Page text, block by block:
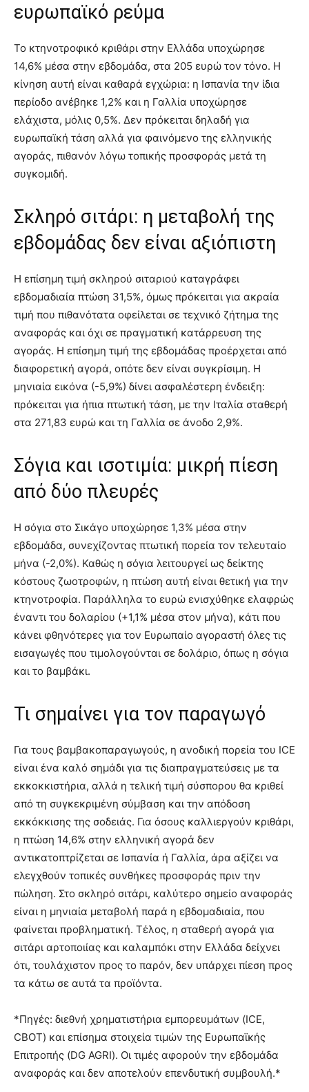
ευρωπαϊκό ρεύμα
Το κτηνοτροφικό κριθάρι στην Ελλάδα υποχώρησε
14,6% μέσα στην εβδομάδα, στα 205 ευρώ τον τόνο. Η
κίνηση αυτή είναι καθαρά εγχώρια: η Ισπανία την ίδια
περίοδο ανέβηκε 1,2% και η Γαλλία υποχώρησε
ελάχιστα, μόλις 0,5%. Δεν πρόκειται δηλαδή για
ευρωπαϊκή τάση αλλά για φαινόμενο της ελληνικής
αγοράς, πιθανόν λόγω τοπικής προσφοράς μετά τη
συγκομιδή.
Σκληρό σιτάρι: η μεταβολή της
εβδομάδας δεν είναι αξιόπιστη
Η επίσημη τιμή σκληρού σιταριού καταγράφει
εβδομαδιαία πτώση 31,5%, όμως πρόκειται για ακραία
τιμή που πιθανότατα οφείλεται σε τεχνικό ζήτημα της
αναφοράς και όχι σε πραγματική κατάρρευση της
αγοράς. Η επίσημη τιμή της εβδομάδας προέρχεται από
διαφορετική αγορά, οπότε δεν είναι συγκρίσιμη. Η
μηνιαία εικόνα (-5,9%) δίνει ασφαλέστερη ένδειξη:
πρόκειται για ήπια πτωτική τάση, με την Ιταλία σταθερή
στα 271,83 ευρώ και τη Γαλλία σε άνοδο 2,9%.
Σόγια και ισοτιμία: μικρή πίεση
από δύο πλευρές
Η σόγια στο Σικάγο υποχώρησε 1,3% μέσα στην
εβδομάδα, συνεχίζοντας πτωτική πορεία τον τελευταίο
μήνα (-2,0%). Καθώς η σόγια λειτουργεί ως δείκτης
κόστους ζωοτροφών, η πτώση αυτή είναι θετική για την
κτηνοτροφία. Παράλληλα το ευρώ ενισχύθηκε ελαφρώς
έναντι του δολαρίου (+1,1% μέσα στον μήνα), κάτι που
κάνει φθηνότερες για τον Ευρωπαίο αγοραστή όλες τις
εισαγωγές που τιμολογούνται σε δολάριο, όπως η σόγια
και το βαμβάκι.
Τι σημαίνει για τον παραγωγό
Για τους βαμβακοπαραγωγούς, η ανοδική πορεία του ICE
είναι ένα καλό σημάδι για τις διαπραγματεύσεις με τα
εκκοκκιστήρια, αλλά η τελική τιμή σύσπορου θα κριθεί
από τη συγκεκριμένη σύμβαση και την απόδοση
εκκόκκισης της σοδειάς. Για όσους καλλιεργούν κριθάρι,
η πτώση 14,6% στην ελληνική αγορά δεν
αντικατοπτρίζεται σε Ισπανία ή Γαλλία, άρα αξίζει να
ελεγχθούν τοπικές συνθήκες προσφοράς πριν την
πώληση. Στο σκληρό σιτάρι, καλύτερο σημείο αναφοράς
είναι η μηνιαία μεταβολή παρά η εβδομαδιαία, που
φαίνεται προβληματική. Τέλος, η σταθερή αγορά για
σιτάρι αρτοποιίας και καλαμπόκι στην Ελλάδα δείχνει
ότι, τουλάχιστον προς το παρόν, δεν υπάρχει πίεση προς
τα κάτω σε αυτά τα προϊόντα.
*Πηγές: διεθνή χρηματιστήρια εμπορευμάτων (ICE,
CBOT) και επίσημα στοιχεία τιμών της Ευρωπαϊκής
Επιτροπής (DG AGRI). Οι τιμές αφορούν την εβδομάδα
αναφοράς και δεν αποτελούν επενδυτική συμβουλή.*